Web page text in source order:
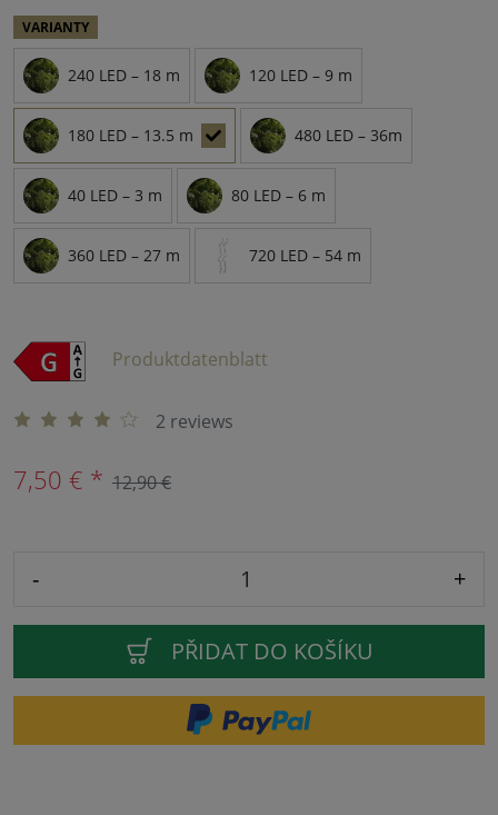
VARIANTY
240 LED – 18 m 120 LED – 9 m
180 LED – 13.5 m 480 LED – 36m
40 LED – 3 m 80 LED – 6 m
360 LED – 27 m 720 LED – 54 m
Produktdatenblatt
2 reviews
7,50 € * 12,90 €
- +
PŘIDAT DO KOŠÍKU